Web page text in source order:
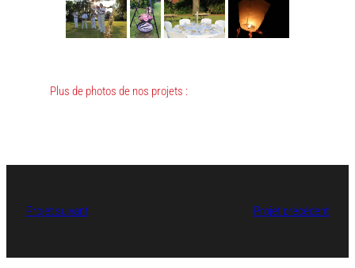
Plus de photos de nos projets :
Projet suivant Projet précédent